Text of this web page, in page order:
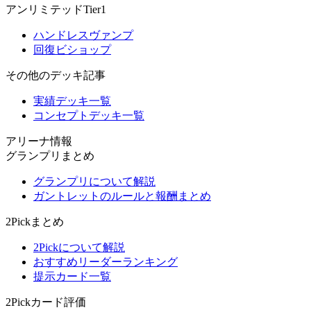
アンリミテッドTier1
ハンドレスヴァンプ
回復ビショップ
その他のデッキ記事
実績デッキ一覧
コンセプトデッキ一覧
アリーナ情報
グランプリまとめ
グランプリについて解説
ガントレットのルールと報酬まとめ
2Pickまとめ
2Pickについて解説
おすすめリーダーランキング
提示カード一覧
2Pickカード評価